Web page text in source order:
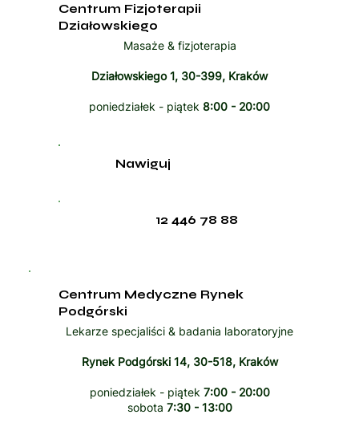
Centrum Fizjoterapii
Działowskiego
Masaże & fizjoterapia
Działowskiego 1, 30-399, Kraków
poniedziałek - piątek 8:00 - 20:00
12 446 78 88
Nawiguj
Centrum Medyczne Rynek
Podgórski
Lekarze specjaliści & badania laboratoryjne
Rynek Podgórski 14, 30-518, Kraków
poniedziałek - piątek 7:00 - 20:00
sobota 7:30 - 13:00